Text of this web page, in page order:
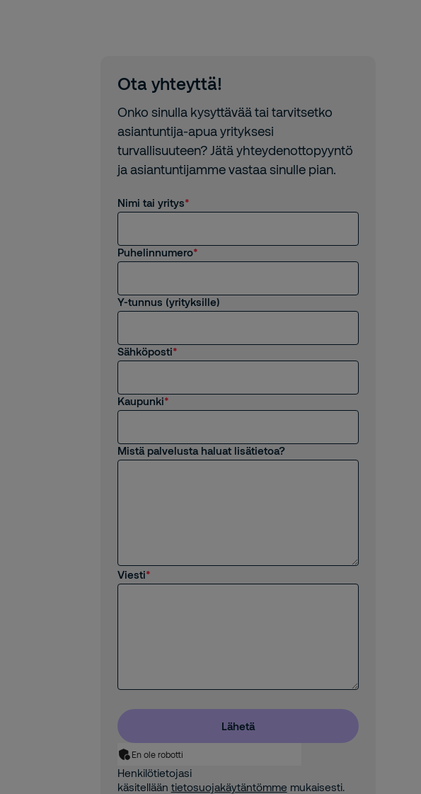
Ota yhteyttä!
Onko sinulla kysyttävää tai tarvitsetko
asiantuntija-apua yrityksesi
turvallisuuteen? Jätä yhteydenottopyyntö
ja asiantuntijamme vastaa sinulle pian.
Nimi tai yritys
Puhelinnumero
Y-tunnus (yrityksille)
Sähköposti
Kaupunki
Mistä palvelusta haluat lisätietoa?
Viesti
Lähetä
En ole robotti
Henkilötietojasi
käsitellään tietosuojakäytäntömme mukaisesti.